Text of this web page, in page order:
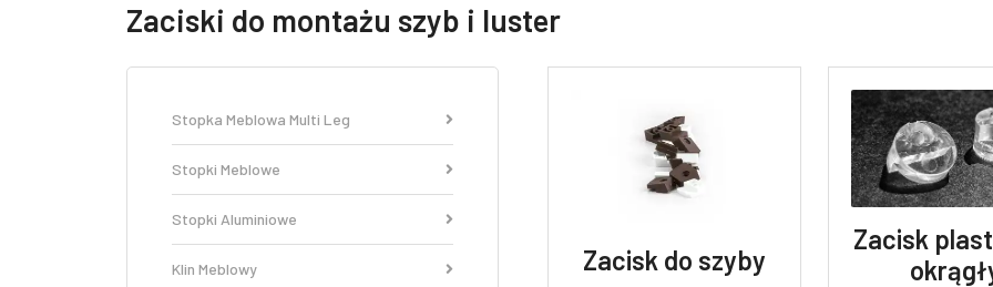
Zaciski do montażu szyb i luster
Stopka Meblowa Multi Leg
Stopki Meblowe
Stopki Aluminiowe
Klin Meblowy Zacisk do szyby
Zacisk